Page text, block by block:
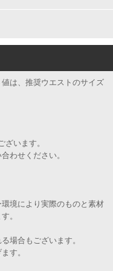
は、推奨ウエストのサイズ
います。
わせください。
境により実際のものと素材
。
場合もございます。
す。